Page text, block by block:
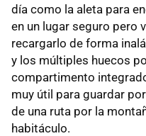
día como la aleta para
en un lugar seguro pero
recargarlo de forma
y los múltiples huecos
compartimento
muy útil para guardar
de una ruta por la
habitáculo.